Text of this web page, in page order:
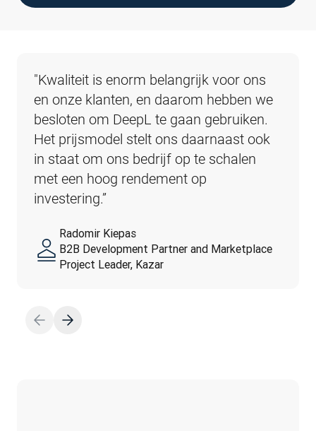
"Kwaliteit is enorm belangrijk voor ons
en onze klanten, en daarom hebben we
besloten om DeepL te gaan gebruiken.
Het prijsmodel stelt ons daarnaast ook
in staat om ons bedrijf op te schalen
met een hoog rendement op
investering.”
Radomir Kiepas
B2B Development Partner and Marketplace
Project Leader, Kazar